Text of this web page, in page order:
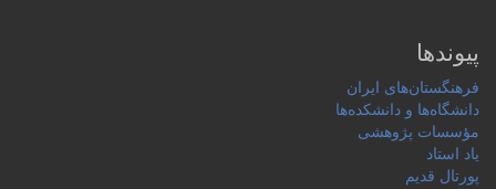
پیوندها
فرهنگستان‌های ایران
دانشگاه‌ها و دانشکده‌ها
مؤسسات پژوهشی
یاد استاد
پورتال قدیم